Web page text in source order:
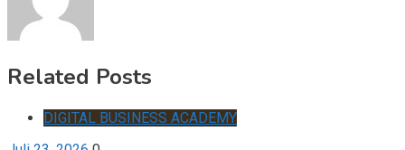
Related Posts
DIGITAL BUSINESS ACADEMY